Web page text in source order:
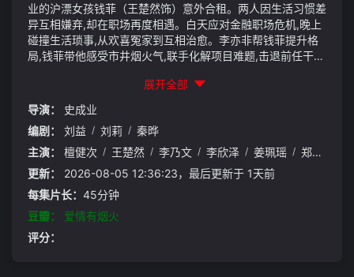
业的沪漂女孩钱菲（王楚然饰）意外合租。两人因生活习惯差
异互相嫌弃,却在职场再度相遇。白天应对金融职场危机,晚上
碰撞生活琐事,从欢喜冤家到互相治愈。李亦非帮钱菲提升格
局,钱菲带他感受市井烟火气,联手化解项目难题,击退前任干
展开全部
导演：
史成业
编剧：
刘益 / 刘莉 / 秦晔
主演：
檀健次 / 王楚然 / 李乃文 / 李欣泽 / 姜珮瑶 / 郑水晶
更新：
2026-08-05 12:36:23，最后更新于 1天前
每集片长： 45分钟
豆瓣：
爱情有烟火
评分：